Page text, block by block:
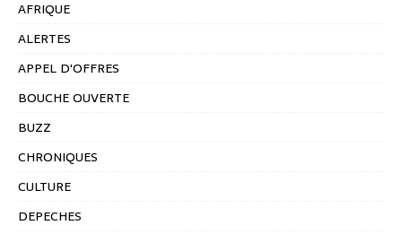
AFRIQUE
ALERTES
APPEL D'OFFRES
BOUCHE OUVERTE
BUZZ
CHRONIQUES
CULTURE
DEPECHES